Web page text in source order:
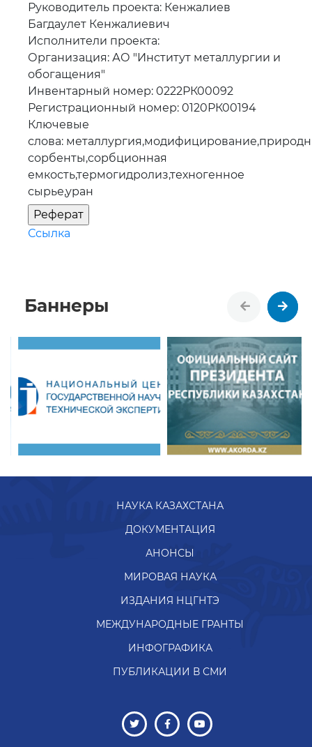
Руководитель проекта: Кенжалиев
Багдаулет Кенжалиевич
Исполнители проекта:
Организация: АО "Институт металлургии и
обогащения"
Инвентарный номер: 0222РК00092
Регистрационный номер: 0120РК00194
Ключевые
слова:
сорбенты,сорбционная
емкость,термогидролиз,техногенное
сырье,уран
Ссылка
Баннеры
НАУКА КАЗАХСТАНА
ДОКУМЕНТАЦИЯ
АНОНСЫ
МИРОВАЯ НАУКА
ИЗДАНИЯ НЦГНТЭ
МЕЖДУНАРОДНЫЕ ГРАНТЫ
ИНФОГРАФИКА
ПУБЛИКАЦИИ В СМИ